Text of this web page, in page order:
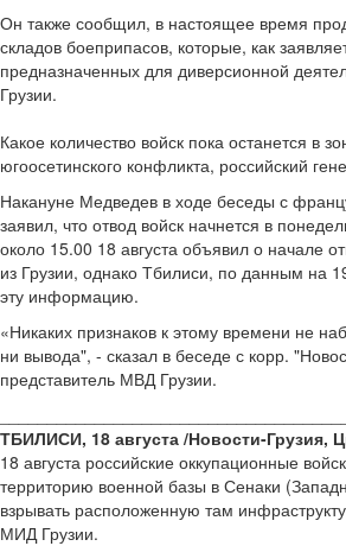
Он также сообщил, в настоящее время
складов боеприпасов, которые, как
предназначенных для диверсионной
Грузии.
Какое количество войск пока останется в
югоосетинского конфликта, российский
Накануне Медведев в ходе беседы с
заявил, что отвод войск начнется в
около 15.00 18 августа объявил о начале
из Грузии, однако Тбилиси, по данным на
эту информацию.
«Никаких признаков к этому времени не
ни вывода", - сказал в беседе с корр.
представитель МВД Грузии.
ТБИЛИСИ, 18 августа /Новости-Грузия,
18 августа российские оккупационные
территорию военной базы в Сенаки
взрывать расположенную там
МИД Грузии.